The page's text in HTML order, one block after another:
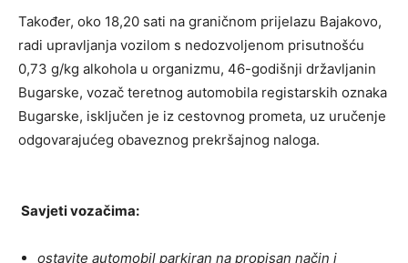
Također, oko 18,20 sati na graničnom prijelazu Bajakovo,
radi upravljanja vozilom s nedozvoljenom prisutnošću
0,73 g/kg alkohola u organizmu, 46-godišnji državljanin
Bugarske, vozač teretnog automobila registarskih oznaka
Bugarske, isključen je iz cestovnog prometa, uz uručenje
odgovarajućeg obaveznog prekršajnog naloga.
Savjeti vozačima:
ostavite automobil parkiran na propisan način i